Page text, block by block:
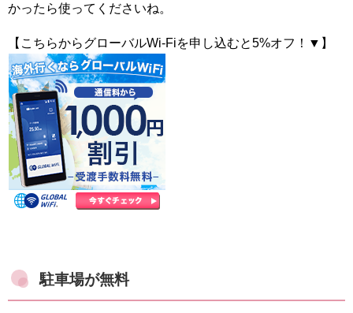
かったら使ってくださいね。
【こちらからグローバルWi-Fiを申し込むと5%オフ！▼】
駐車場が無料